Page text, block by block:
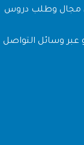
مجال وطلب دروس
عبر وسائل التواصل